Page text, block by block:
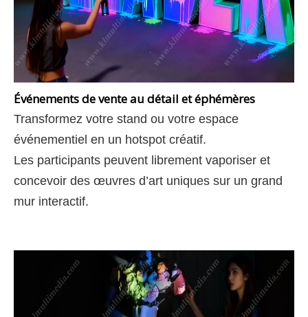
Événements de vente au détail et éphémères
Transformez votre stand ou votre espace
événementiel en un hotspot créatif.
Les participants peuvent librement vaporiser et
concevoir des œuvres d’art uniques sur un grand
mur interactif.